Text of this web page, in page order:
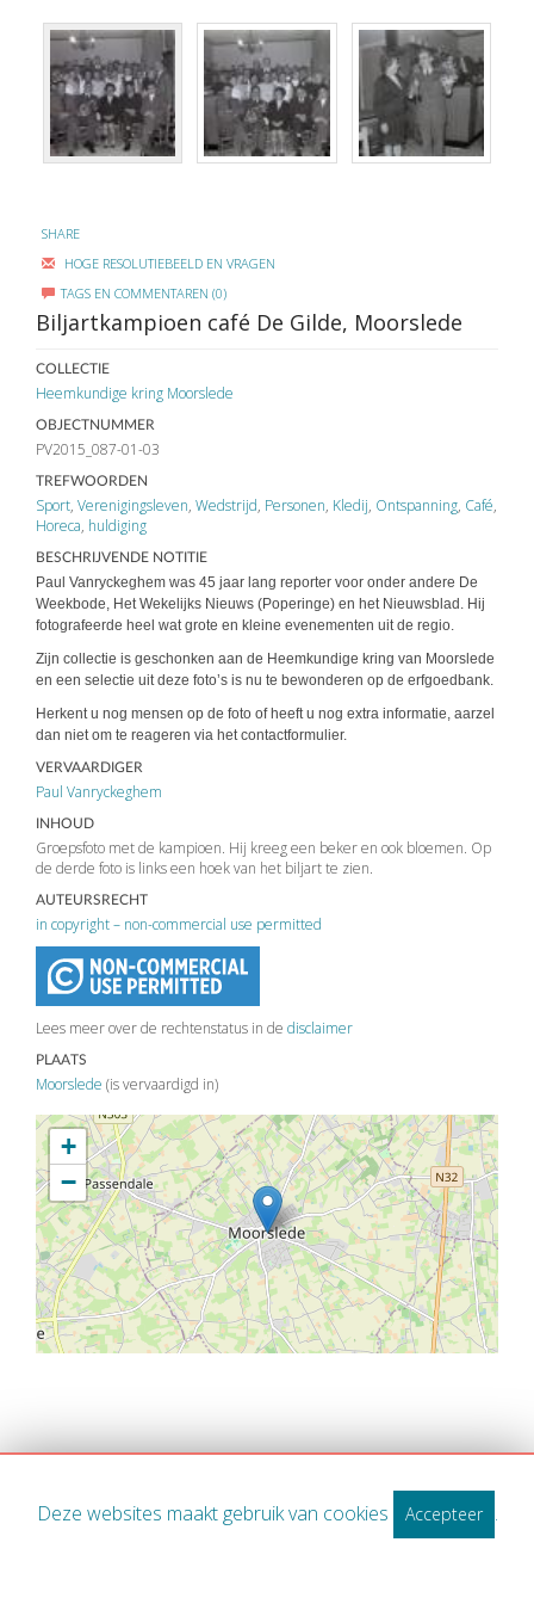
SHARE
HOGE RESOLUTIEBEELD EN VRAGEN
TAGS EN COMMENTAREN (0)
Biljartkampioen café De Gilde, Moorslede
COLLECTIE
Heemkundige kring Moorslede
OBJECTNUMMER
PV2015_087-01-03
TREFWOORDEN
Sport, Verenigingsleven, Wedstrijd, Personen, Kledij, Ontspanning, Café,
Horeca, huldiging
BESCHRIJVENDE NOTITIE
Paul Vanryckeghem was 45 jaar lang reporter voor onder andere De
Weekbode, Het Wekelijks Nieuws (Poperinge) en het Nieuwsblad. Hij
fotografeerde heel wat grote en kleine evenementen uit de regio.
Zijn collectie is geschonken aan de Heemkundige kring van Moorslede
en een selectie uit deze foto’s is nu te bewonderen op de erfgoedbank.
Herkent u nog mensen op de foto of heeft u nog extra informatie, aarzel
dan niet om te reageren via het contactformulier.
VERVAARDIGER
Paul Vanryckeghem
INHOUD
Groepsfoto met de kampioen. Hij kreeg een beker en ook bloemen. Op
de derde foto is links een hoek van het biljart te zien.
AUTEURSRECHT
in copyright – non-commercial use permitted
Lees meer over de rechtenstatus in de disclaimer
PLAATS
Moorslede (is vervaardigd in)
+
−
WWW.MIDWEST.BE
Deze websites maakt gebruik van cookies Accepteer .